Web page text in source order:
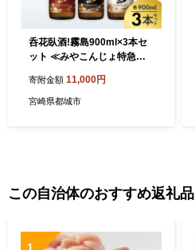
呑花臥酒!霧島900ml×3本セ
ット ≪みやこんじょ特急便
寄附金額 11,000円
宮崎県都城市
この自治体のおすすめ返礼品
1